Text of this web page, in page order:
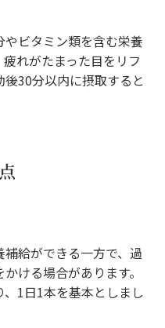
ビタミン類を含む栄養
れがたまった目をリフ
30分以内に摂取すると
給ができる一方で、過
ける場合があります。
1日1本を基本としまし